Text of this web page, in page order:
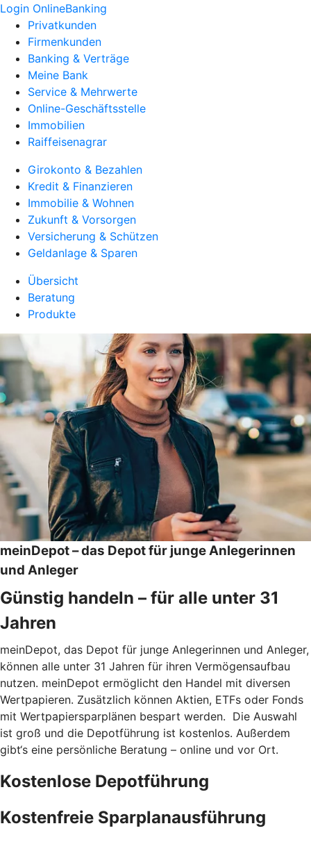
Login OnlineBanking
Privatkunden
Firmenkunden
Banking & Verträge
Meine Bank
Service & Mehrwerte
Online-Geschäftsstelle
Immobilien
Raiffeisenagrar
Girokonto & Bezahlen
Kredit & Finanzieren
Immobilie & Wohnen
Zukunft & Vorsorgen
Versicherung & Schützen
Geldanlage & Sparen
Übersicht
Beratung
Produkte
meinDepot – das Depot für junge Anlegerinnen
und Anleger
Günstig handeln – für alle unter 31
Jahren
meinDepot, das Depot für junge Anlegerinnen und Anleger,
können alle unter 31 Jahren für ihren Vermögensaufbau
nutzen. meinDepot ermöglicht den Handel mit diversen
Wertpapieren. Zusätzlich können Aktien, ETFs oder Fonds
mit Wertpapiersparplänen bespart werden. Die Auswahl
ist groß und die Depotführung ist kostenlos. Außerdem
gibt‘s eine persönliche Beratung – online und vor Ort.
Kostenlose Depotführung
Kostenfreie Sparplanausführung